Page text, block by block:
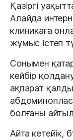
Қазіргі
Алайда
клиникаға
жұмыс істеп
Сонымен
кейбір
ақпарат
болғаны
Айта кетейік,